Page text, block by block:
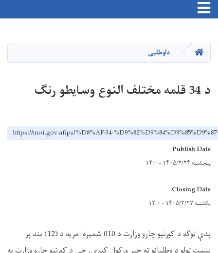
Toggle navigation
کور داوطلبی
د 34 قلمه مختلف النوع وسایطو رنگ
https://moi.gov.af/ps/%D8%AF-34-
Publish Date
پنجشنبه ۱۴۰۵/۲/۲۴ - ۱۲:۰
Closing Date
یکشنبه ۱۴۰۵/۲/۲۷ - ۱۲:۰
پدې توګه د کورنیو چارو وزارت د 010 شمیره امریه د (12) بند پر